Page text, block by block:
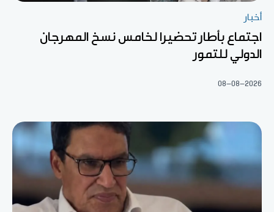
أخبار
اجتماع بأطار تحضيرا لخامس نسخ المهرجان
الدولي للتمور
08-08-2026